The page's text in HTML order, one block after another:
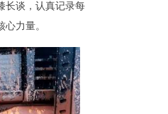
长谈，认真记录每
力量。